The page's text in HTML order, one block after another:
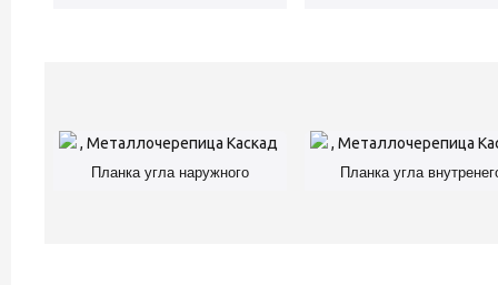
Планка угла наружного Планка угла